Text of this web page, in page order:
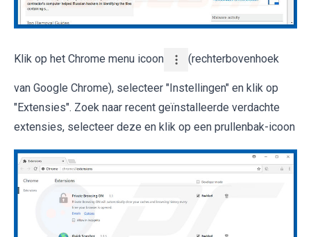
Klik op het Chrome menu icoon (rechterbovenhoek
van Google Chrome), selecteer "Instellingen" en klik op
"Extensies". Zoek naar recent geïnstalleerde verdachte
extensies, selecteer deze en klik op een prullenbak-icoon